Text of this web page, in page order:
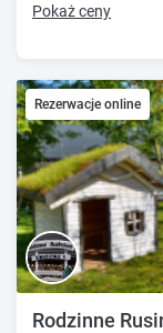
Pokaż ceny
Rezerwacje online
Rodzinne